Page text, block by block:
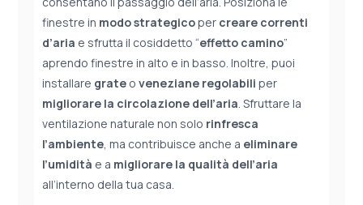
finestre in modo strategicoper creare correnti
d’aria e sfrutta il cosiddetto “effetto camino”
aprendo finestre in alto e in basso. Inoltre, puoi
installare grate oveneziane regolabili per
migliorare la circolazione dell’aria. Sfruttare la
ventilazione naturale non solo rinfresca
l’ambiente, ma contribuisce anche a eliminare
l’umidità e a migliorare la qualità dell’aria
all’interno della tua casa.